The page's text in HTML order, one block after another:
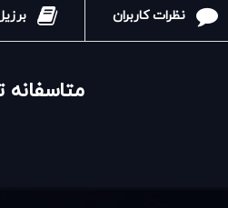
نظرات کاربران